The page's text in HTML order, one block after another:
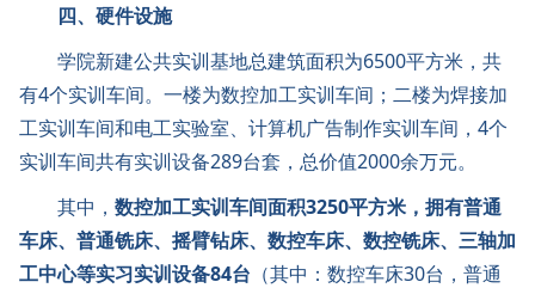
四、硬件设施
学院新建公共实训基地总建筑面积为6500平方米，共
有4个实训车间。一楼为数控加工实训车间；二楼为焊接加
工实训车间和电工实验室、计算机广告制作实训车间，4个
实训车间共有实训设备289台套，总价值2000余万元。
其中， 数控加工实训车间面积3250平方米，拥有普通
车床、普通铣床、摇臂钻床、数控车床、数控铣床、三轴加
工中心等实习实训设备84台 （其中：数控车床30台，普通